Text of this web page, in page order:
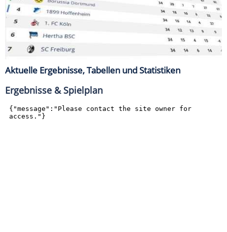
Aktuelle Ergebnisse, Tabellen und Statistiken
Ergebnisse & Spielplan